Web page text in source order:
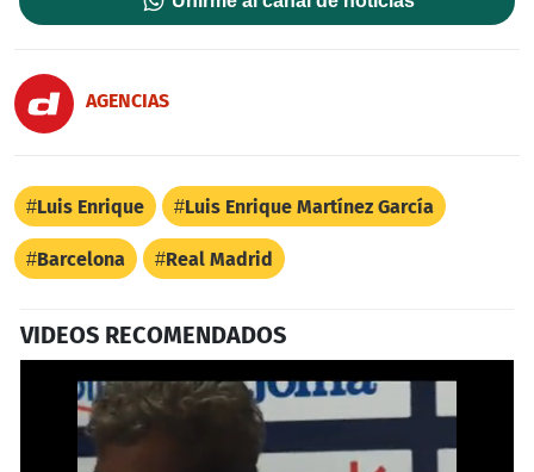
AGENCIAS
Luis Enrique Luis Enrique Martínez García
Barcelona Real Madrid
VIDEOS RECOMENDADOS